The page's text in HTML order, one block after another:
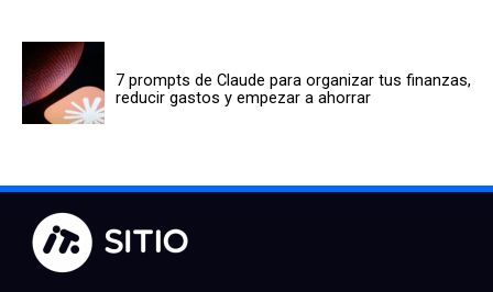
7 prompts de Claude para organizar tus finanzas,
reducir gastos y empezar a ahorrar